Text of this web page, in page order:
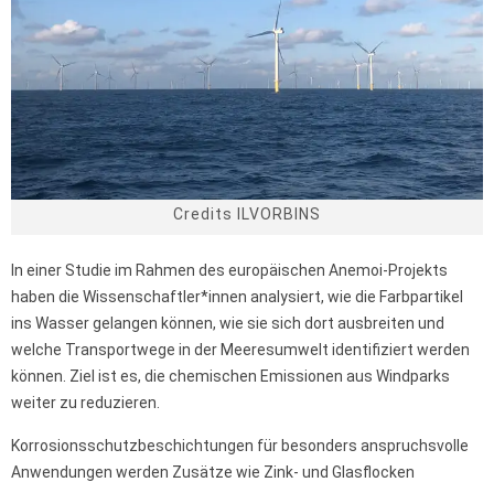
Credits ILVORBINS
In einer Studie im Rahmen des europäischen Anemoi-Projekts
haben die Wissenschaftler*innen analysiert, wie die Farbpartikel
ins Wasser gelangen können, wie sie sich dort ausbreiten und
welche Transportwege in der Meeresumwelt identifiziert werden
können. Ziel ist es, die chemischen Emissionen aus Windparks
weiter zu reduzieren.
Korrosionsschutzbeschichtungen für besonders anspruchsvolle
Anwendungen werden Zusätze wie Zink- und Glasflocken